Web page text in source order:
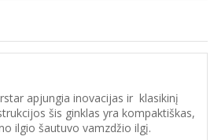
apjungia inovacijas ir klasikinį
šis ginklas yra kompaktiškas,
ilgio šautuvo vamzdžio ilgį.